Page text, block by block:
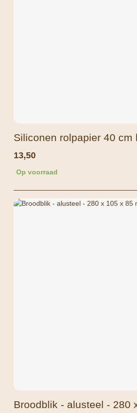
Siliconen rolpapier 40 cm
13,50
Op voorraad
Broodblik - alusteel - 280